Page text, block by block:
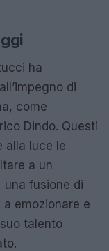
ha
di
come
Dindo. Questi
alla luce le
a un
una fusione di
emozionare e
talento